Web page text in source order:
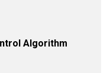
Algorithm